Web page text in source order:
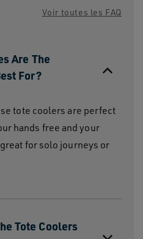
Voir toutes les FAQ
Are The
For?
tote coolers are perfect
hands free and your
for solo journeys or
Tote Coolers